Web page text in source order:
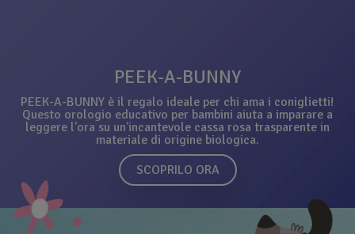
PEEK-A-BUNNY
PEEK-A-BUNNY è il regalo ideale per chi ama i coniglietti!
Questo orologio educativo per bambini aiuta a imparare a
leggere l’ora su un’incantevole cassa rosa trasparente in
materiale di origine biologica.
SCOPRILO ORA